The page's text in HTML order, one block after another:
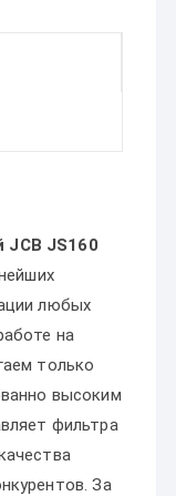
JCB JS160
любых
на
только
высоким
фильтра
За